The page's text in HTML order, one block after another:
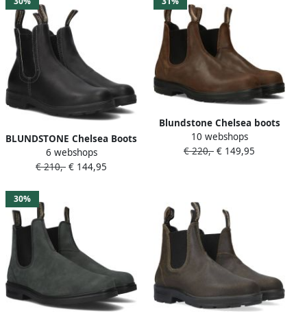
BLUNDSTONE Chelsea Boots
Dames Women&apos;s High
Top Maat: 39 Materiaal:
6 webshops
€ 210,- € 144,95
Blundstone Chelsea boots
Boots Laarzen Leer Classic
leder Bruin
10 webshops
€ 220,- € 149,95
30%